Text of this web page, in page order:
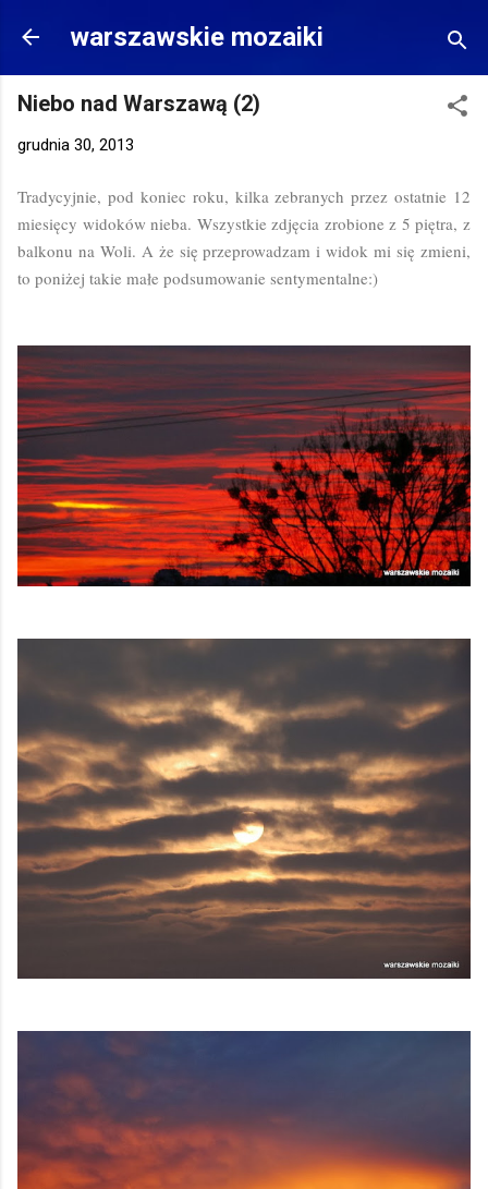
Przejdź do głównej zawartości
warszawskie mozaiki
Niebo nad Warszawą (2)
grudnia 30, 2013
Tradycyjnie, pod koniec roku, kilka zebranych przez ostatnie 12
miesięcy widoków nieba. Wszystkie zdjęcia zrobione z 5 piętra, z
balkonu na Woli. A że się przeprowadzam i widok mi się zmieni,
to poniżej takie małe podsumowanie sentymentalne:)